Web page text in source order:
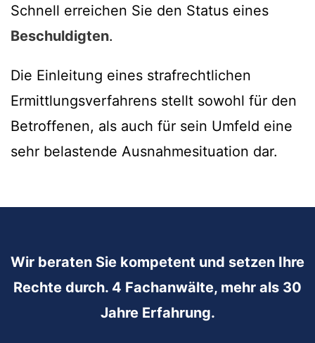
Schnell erreichen Sie den Status eines
Beschuldigten.
Die Einleitung eines strafrechtlichen
Ermittlungsverfahrens stellt sowohl für den
Betroffenen, als auch für sein Umfeld eine
sehr belastende Ausnahmesituation dar.
Wir beraten Sie kompetent und setzen Ihre
Rechte durch. 4 Fachanwälte, mehr als 30
Jahre Erfahrung.